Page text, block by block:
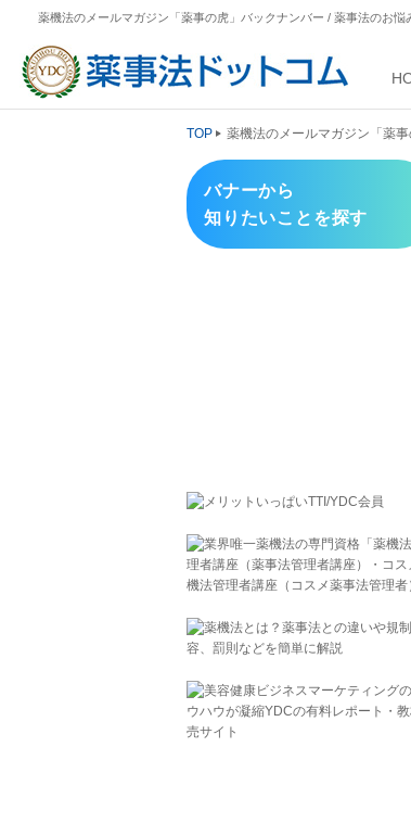
薬機法のメールマガジン「薬事の虎」バックナンバー / 薬事法のお悩
TOP 薬機法のメールマガジン「薬
バナーから
知りたいことを探す